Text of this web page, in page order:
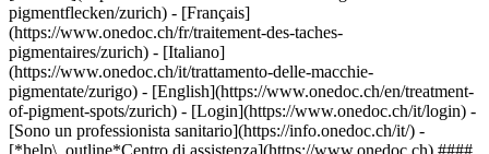
pigmentflecken/zurich) - [Français]
(https://www.onedoc.ch/fr/traitement-des-taches-
pigmentaires/zurich) - [Italiano]
(https://www.onedoc.ch/it/trattamento-delle-macchie-
pigmentate/zurigo) - [English](https://www.onedoc.ch/en/treatment-
of-pigment-spots/zurich) - [Login](https://www.onedoc.ch/it/login) -
[Sono un professionista sanitario](https://info.onedoc.ch/it/) -
[*help\_outline*Centro di assistenza](https://www.onedoc.ch) ####